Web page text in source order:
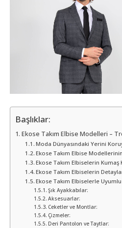
Başlıklar:
Ekose Takım Elbise Modelleri –
Moda Dünyasındaki Yerini
Ekose Takım Elbise
Ekose Takım Elbiselerin Kumaş
Ekose Takım Elbiselerin
Ekose Takım Elbiselerle
Şık Ayakkabılar:
Aksesuarlar:
Ceketler ve Montlar:
Çizmeler:
Deri Pantolon ve Taytlar: